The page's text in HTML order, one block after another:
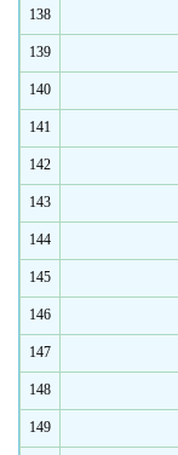
138
139
140
141
142
143
144
145
146
147
148
149